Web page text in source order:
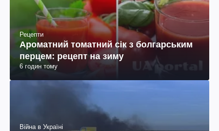
Рецепти
Ароматний томатний сік з болгарським
перцем: рецепт на зиму
6 годин тому
Війна в Україні